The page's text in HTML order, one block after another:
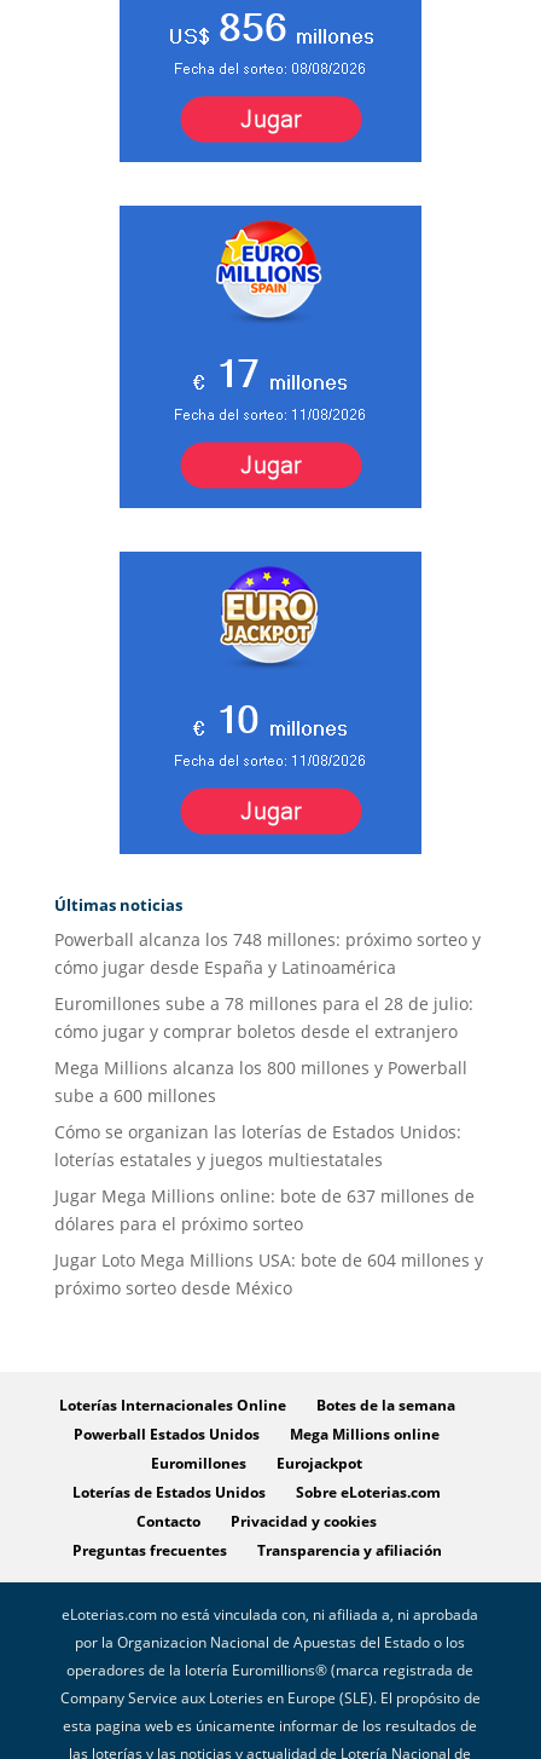
Últimas noticias
Powerball alcanza los 748 millones: próximo sorteo y
cómo jugar desde España y Latinoamérica
Euromillones sube a 78 millones para el 28 de julio:
cómo jugar y comprar boletos desde el extranjero
Mega Millions alcanza los 800 millones y Powerball
sube a 600 millones
Cómo se organizan las loterías de Estados Unidos:
loterías estatales y juegos multiestatales
Jugar Mega Millions online: bote de 637 millones de
dólares para el próximo sorteo
Jugar Loto Mega Millions USA: bote de 604 millones y
próximo sorteo desde México
Loterías Internacionales Online
Botes de la semana
Powerball Estados Unidos
Mega Millions online
Euromillones
Eurojackpot
Loterías de Estados Unidos
Sobre eLoterias.com
Contacto
Privacidad y cookies
Preguntas frecuentes
Transparencia y afiliación
eLoterias.com no está vinculada con, ni afiliada a, ni aprobada
por la Organizacion Nacional de Apuestas del Estado o los
operadores de la lotería Euromillions® (marca registrada de
Company Service aux Loteries en Europe (SLE). El propósito de
esta pagina web es únicamente informar de los resultados de
las loterías y las noticias y actualidad de Lotería Nacional de